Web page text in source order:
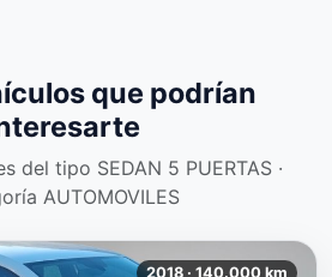
que podrían
del tipo SEDAN 5 PUERTAS ·
AUTOMOVILES
2018 · 140.000 km